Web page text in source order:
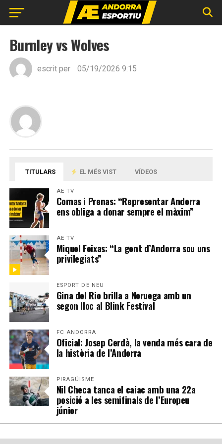
Burnley vs Wolves
escrit per 05/19/2026 9:15
TITULARS EL MÉS VIST VÍDEOS
AE TV
Comas i Prenas: “Representar Andorra
ens obliga a donar sempre el màxim”
AE TV
Miquel Feixas: “La gent d’Andorra sou uns
privilegiats”
ESPORT DE NEU
Gina del Rio brilla a Noruega amb un
segon lloc al Blink Festival
FC ANDORRA
Oficial: Josep Cerdà, la venda més cara de
la història de l’Andorra
PIRAGÜISME
Nil Checa tanca el caiac amb una 22a
posició a les semifinals de l’Europeu
júnior